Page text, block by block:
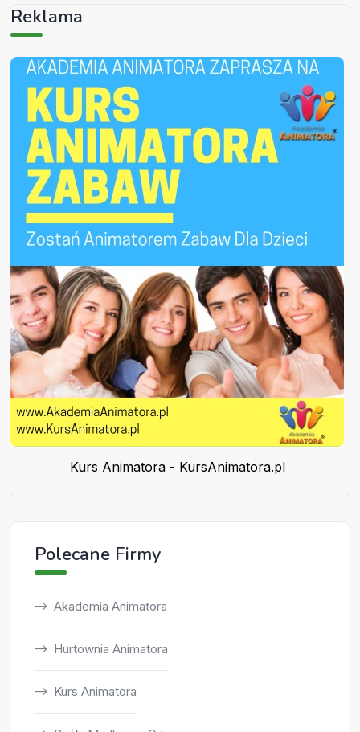
Reklama
Kurs Animatora - KursAnimatora.pl
Polecane Firmy
Akademia Animatora
Hurtownia Animatora
Kurs Animatora